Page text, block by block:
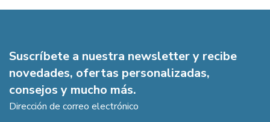
Suscríbete a nuestra newsletter y recibe
novedades, ofertas personalizadas,
consejos y mucho más.
Dirección de correo electrónico